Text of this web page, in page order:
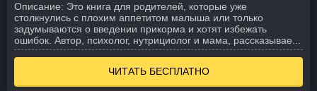
Описание: Это книга для родителей, которые уже
столкнулись с плохим аппетитом малыша или только
задумываются о введении прикорма и хотят избежать
ошибок. Автор, психолог, нутрициолог и мама, рассказывае...
ЧИТАТЬ БЕСПЛАТНО